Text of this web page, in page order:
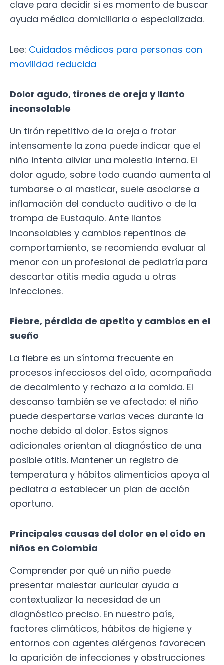
clave para decidir si es momento de buscar
ayuda médica domiciliaria o especializada.
Lee: Cuidados médicos para personas con
movilidad reducida
Dolor agudo, tirones de oreja y llanto
inconsolable
Un tirón repetitivo de la oreja o frotar
intensamente la zona puede indicar que el
niño intenta aliviar una molestia interna. El
dolor agudo, sobre todo cuando aumenta al
tumbarse o al masticar, suele asociarse a
inflamación del conducto auditivo o de la
trompa de Eustaquio. Ante llantos
inconsolables y cambios repentinos de
comportamiento, se recomienda evaluar al
menor con un profesional de pediatría para
descartar otitis media aguda u otras
infecciones.
Fiebre, pérdida de apetito y cambios en el
sueño
La fiebre es un síntoma frecuente en
procesos infecciosos del oído, acompañada
de decaimiento y rechazo a la comida. El
descanso también se ve afectado: el niño
puede despertarse varias veces durante la
noche debido al dolor. Estos signos
adicionales orientan al diagnóstico de una
posible otitis. Mantener un registro de
temperatura y hábitos alimenticios apoya al
pediatra a establecer un plan de acción
oportuno.
Principales causas del dolor en el oído en
niños en Colombia
Comprender por qué un niño puede
presentar malestar auricular ayuda a
contextualizar la necesidad de un
diagnóstico preciso. En nuestro país,
factores climáticos, hábitos de higiene y
entornos con agentes alérgenos favorecen
la aparición de infecciones y obstrucciones